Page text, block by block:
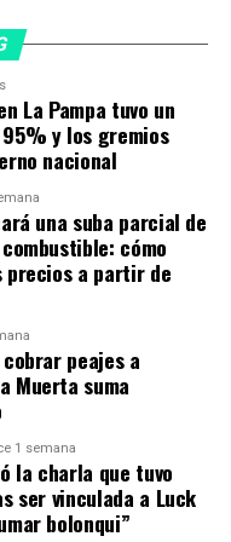
y hace más
de trabajar, de
compromiso”.
la bienvenida y
al encontrar
en las
esta obra, como en
si no está la
En este caso,
con muchos
la localidad da partir
tener una
estado, de
en Salud, acá hay
prueba de ello,
de
son muy
La Pampa tuvo un
y los gremios
nacional
una suba parcial de
cómo
precios a partir de
peajes a
Muerta suma
1 semana
la charla que tuvo
ser vinculada a Luck
bolonqui”